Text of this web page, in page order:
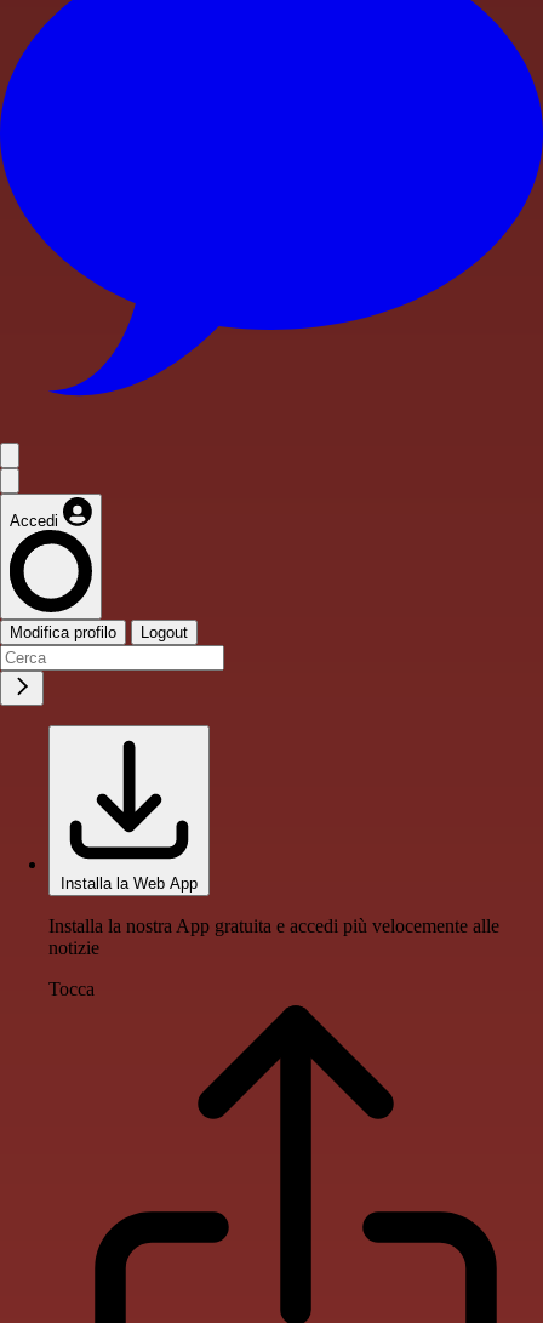
Accedi
Modifica profilo Logout
Installa la Web App
Installa la nostra App gratuita e accedi più velocemente alle
notizie
Tocca